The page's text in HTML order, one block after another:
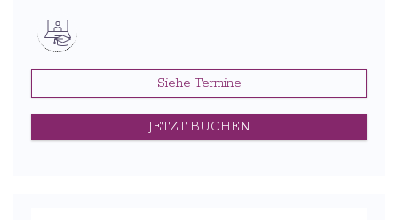
Siehe Termine
JETZT BUCHEN